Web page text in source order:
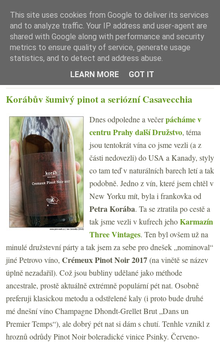
☰ Menu
Korábův šumivý pinot a seriózní Casavecchia
Dnes odpoledne a večerpácháme v
centru Prahy další Družstvo, téma
jsou tentokrát vína co jsme vezli (a z
části nedovezli) do USA a Kanady, styly
co tam teď v naturálních barech letí a tak
podobně. Jedno z vín, které jsem chtěl v
New Yorku mít, byla i frankovka od
Petra Korába. Ta se ztratila po cestě a
tak jsme vezli v kufrech jehoKarmazín
Three Vintages. Ten byl ovšem už na
minulé družstevní párty a tak jsem za sebe pro dnešek „nominoval“
jiné Petrovo víno, Crémeux Pinot Noir 2017(na vinětě se název
úplně nezadařil). Což jsou bubliny udělané jako méthode
ancestrale, prostě aktuálně extrémně populární pét nat. Osobně
preferuji klasickou metodu a odstřelené kaly (i proto bude druhé
mé dnešní víno Champagne Dhondt-Grellet Brut „Dans un
Premier Temps“), ale dobrý pét nat si dám s chutí. Tenhle vznikl z
hroznů odrůdy Pinot Noir boleradické vinice Psinky. Červeno-
This site uses cookies from Google to deliver its services
and to analyze traffic. Your IP address and user-agent are
shared with Google along with performance and security
metrics to ensure quality of service, generate usage
statistics, and to detect and address abuse.
LEARN MORE
GOT IT